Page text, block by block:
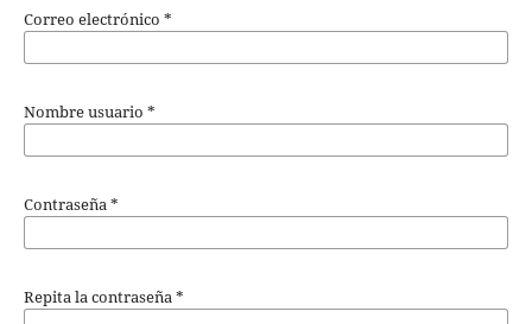
Correo electrónico *
Nombre usuario *
Contraseña*
Repita la contraseña*